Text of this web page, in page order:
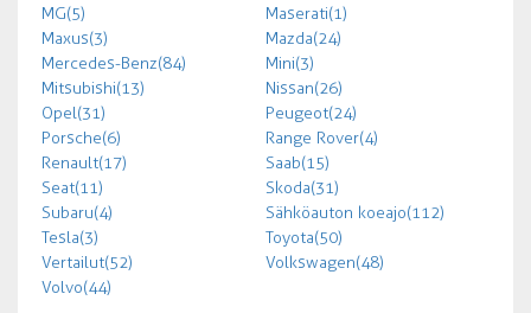
MG (5)
Maserati (1)
Maxus (3)
Mazda (24)
Mercedes-Benz (84)
Mini (3)
Mitsubishi (13)
Nissan (26)
Opel (31)
Peugeot (24)
Porsche (6)
Range Rover (4)
Renault (17)
Saab (15)
Seat (11)
Skoda (31)
Subaru (4)
Sähköauton koeajo (112)
Tesla (3)
Toyota (50)
Vertailut (52)
Volkswagen (48)
Volvo (44)